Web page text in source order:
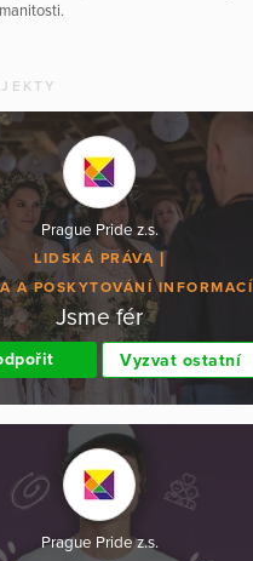
Prague Pride z.s.
LIDSKÁ PRÁVA
A POSKYTOVÁNÍ INFORMACÍ
Jsme fér
Vyzvat ostatní
Prague Pride z.s.